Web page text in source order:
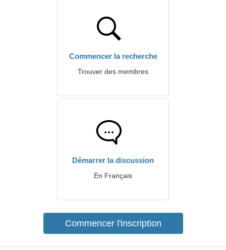
Commencer la recherche
Trouver des membres
Démarrer la discussion
En Français
Commencer l'inscription